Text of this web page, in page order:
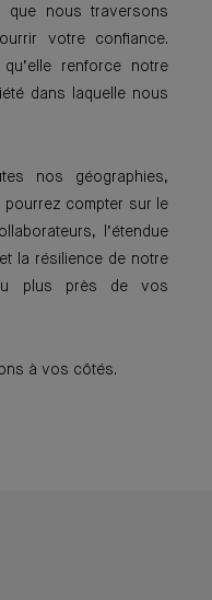
que nous traversons
votre confiance.
renforce notre
dans laquelle nous
nos géographies,
pourrez compter sur le
l’étendue
la résilience de notre
plus près de vos
à vos côtés.